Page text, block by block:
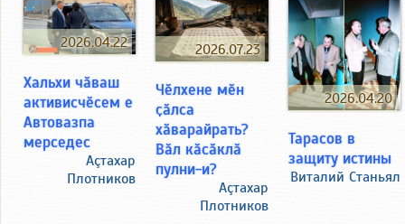
2026.04.22
Хальхи чӑваш
активисчӗсем е
Автовазпа
мерседес
Аçтахар
Плотников
2026.07.23
Чӗлхене мӗн
ҫӑлса
хӑварайрать?
Вӑл кӑсӑклӑ
пулни-и?
Аçтахар
Плотников
2026.04.20
Тарасов в
защиту истины
Виталий Станьял